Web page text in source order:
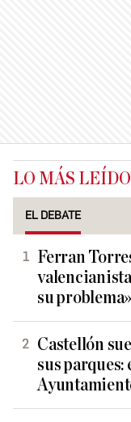
LO MÁS LEÍDO
EL DEBATE
Ferran
valencianista
su problema»
Castellón
sus